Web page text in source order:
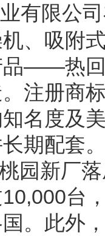
有限公
、吸附
品——热
注册商
名度及
期配套
新厂落
台
。此外